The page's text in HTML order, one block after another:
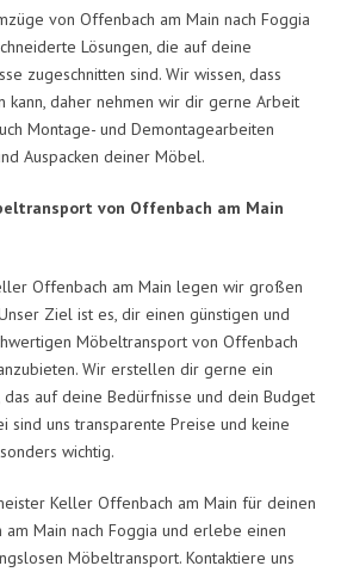
von Offenbach am Main nach Foggia
Lösungen, die auf deine
zugeschnitten sind. Wir wissen, dass
kann, daher nehmen wir dir gerne Arbeit
Montage- und Demontagearbeiten
Auspacken deiner Möbel.
von Offenbach am Main
Offenbach am Main legen wir großen
Ziel ist es, dir einen günstigen und
Möbeltransport von Offenbach
Wir erstellen dir gerne ein
auf deine Bedürfnisse und dein Budget
sind uns transparente Preise und keine
wichtig.
Keller Offenbach am Main für deinen
Main nach Foggia und erlebe einen
Möbeltransport. Kontaktiere uns